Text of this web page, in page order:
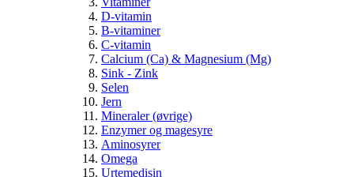
D-vitamin
B-vitaminer
C-vitamin
Calcium (Ca) & Magnesium (Mg)
Sink - Zink
Selen
Jern
Mineraler (øvrige)
Enzymer og magesyre
Aminosyrer
Omega
Urtemedisin